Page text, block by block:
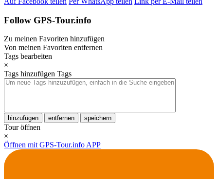
Follow GPS-Tour.info
Zu meinen Favoriten hinzufügen
Von meinen Favoriten entfernen
Tags bearbeiten
×
Tags hinzufügen Tags
hinzufügen entfernen speichern
Tour öffnen
×
Öffnen mit GPS-Tour.info APP